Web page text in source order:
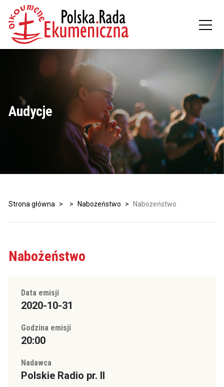
Audycje
Strona główna > > Nabożeństwo > Nabożeństwo
Nabożeństwo
Data emisji
2020-10-31
Godzina emisji
20:00
Nadawca
Polskie Radio pr. II